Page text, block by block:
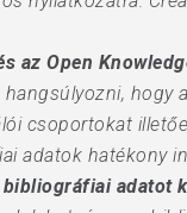
az Open
hangsúlyozni, hogy
csoportokat
adatok hatékony
bibliográfiai adatot